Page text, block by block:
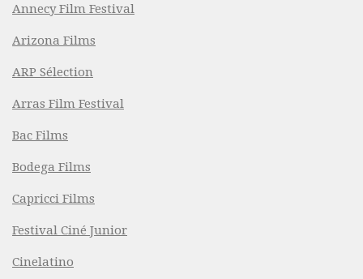
Annecy Film Festival
Arizona Films
ARP Sélection
Arras Film Festival
Bac Films
Bodega Films
Capricci Films
Festival Ciné Junior
Cinelatino